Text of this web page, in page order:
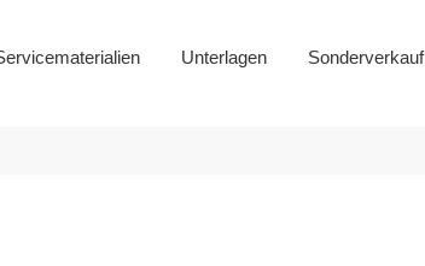
Unterlagen Sonderverkauf